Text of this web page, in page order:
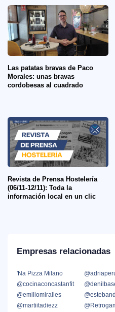
Las patatas bravas de Paco
Morales: unas bravas
cordobesas al cuadrado
Revista de Prensa Hostelería
(06/11-12/11): Toda la
información local en un clic
Empresas relacionadas
'Na Pizza Milano
@cocinaconcastanfit
@emiliomiralles
@martiitadiezz